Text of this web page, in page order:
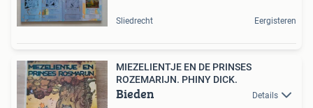
Sliedrecht Eergisteren
MIEZELIENTJE EN DE PRINSES
ROZEMARIJN. PHINY DICK.
Bieden Details